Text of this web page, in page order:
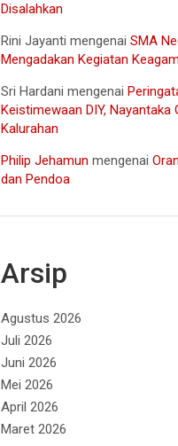
Disalahkan
Rini Jayanti mengenaiSMA
Mengadakan Kegiatan
Sri Hardani mengenai
Keistimewaan DIY, Nayantaka
Kalurahan
Philip Jehamun mengenai
dan Pendoa
Arsip
Agustus 2026
Juli 2026
Juni 2026
Mei 2026
April 2026
Maret 2026